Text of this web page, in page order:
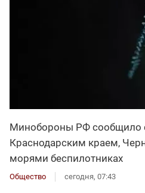
Минобороны РФ сообщило
Краснодарским краем,
морями беспилотниках
Общество сегодня, 07:43